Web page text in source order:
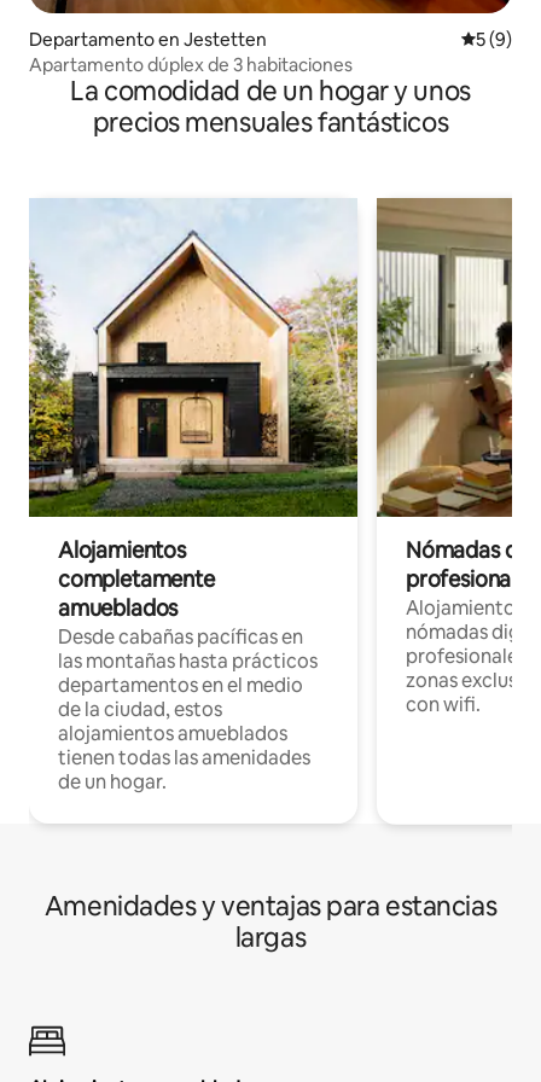
Departamento en Jestetten
5 (9)
Apartamento dúplex de 3 habitaciones
La comodidad de un hogar y unos
precios mensuales fantásticos
Alojamientos
completamente
amueblados
Desde cabañas pacíficas en
las montañas hasta prácticos
departamentos en el medio
de la ciudad, estos
alojamientos amueblados
tienen todas las amenidades
de un hogar.
Nómadas
Alojamientos
nómadas
profesionales
zonas
con wifi.
Amenidades y ventajas para estancias
largas